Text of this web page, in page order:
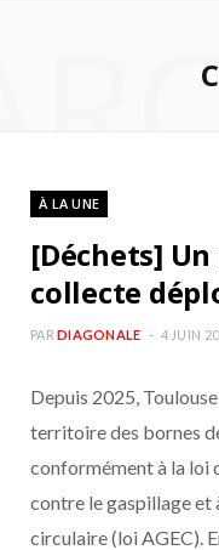
À LA UNE
[Déchets]
collecte
PAR DIAGONALE 4 JUIN
Depuis 2025,
territoire des bornes
conformément à la loi
contre le gaspillage et
circulaire (loi AGEC).